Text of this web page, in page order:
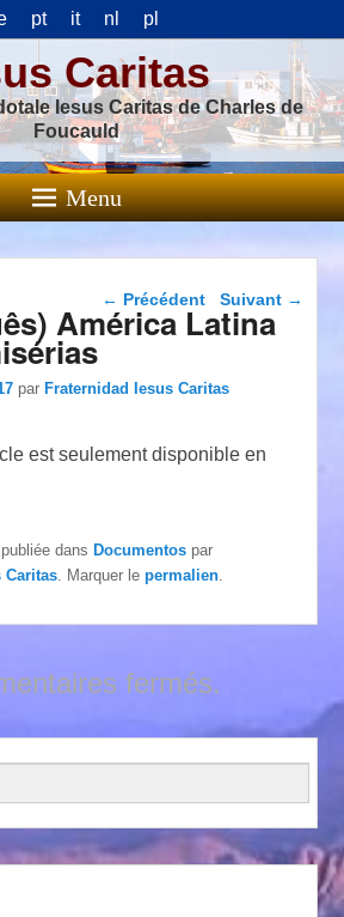
pt it nl pl
Caritas
Iesus Caritas de Charles de
Foucauld
Menu
Navigation dans les
articles
← Précédent Suivant →
América Latina
parFraternidad Iesus Caritas
est seulement disponible en
dansDocumentos par
Caritas . Marquer lepermalien
fermés.